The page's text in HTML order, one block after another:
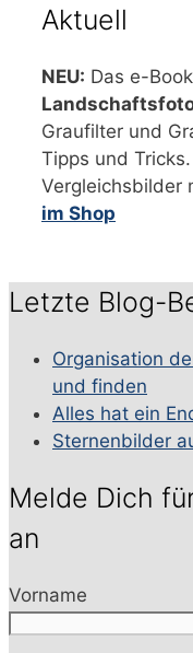
Aktuell
NEU: Das e-Book
Graufilter und
Tipps und
Vergleichsbilder
im Shop
Letzte Blog-
Organisation
und finden
Alles hat ein
Sternenbilder
Melde Dich
an
Vorname